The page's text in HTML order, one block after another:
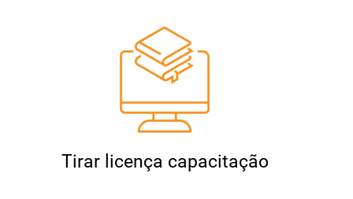
Tirar licença capacitação